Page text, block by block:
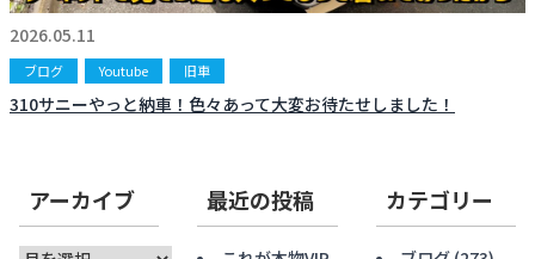
2026.05.11
ブログ Youtube 旧車
310サニーやっと納車！色々あって大変お待たせしました！
アーカイブ 最近の投稿 カテゴリー